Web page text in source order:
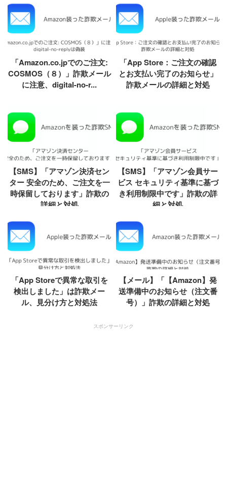
「Amazon.co.jpでのご注文:
COSMOS（８）」詐欺メール
に注意、digital-no-r...
「App Store：ご注文の確認
とお支払い完了のお知らせ」
詐欺メールの詳細と対処
【SMS】「アマゾン決済セン
ター 安全のため、ご注文を一
時保留しております」詐欺の
詳細と対処
【SMS】「アマゾン会員サー
ビス セキュリティ基準に基づ
き利用制限中です」詐欺の詳
細と対処
「App Storeで異常な取引を
検出しました」は詐欺メー
ル、見分け方と対処法
【メール】「【Amazon】発
送準備中のお知らせ（注文番
号）」詐欺の詳細と対処
スポンサーリンク